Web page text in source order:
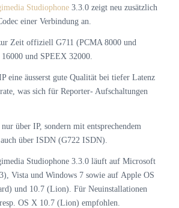
Studiophone3.3.0 zeigt neu zusätzlich
einer Verbindung an.
Zeit offiziell G711 (PCMA 8000 und
und SPEEX 32000.
eine äusserst gute Qualität bei tiefer Latenz
was sich für Reporter- Aufschaltungen
über IP, sondern mit entsprechendem
über ISDN (G722 ISDN).
Studiophone 3.3.0 läuft auf Microsoft
Vista und Windows 7 sowie auf Apple OS
und 10.7 (Lion). Für Neuinstallationen
OS X 10.7 (Lion) empfohlen.